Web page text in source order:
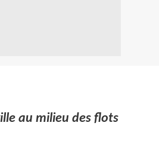
au milieu des flots